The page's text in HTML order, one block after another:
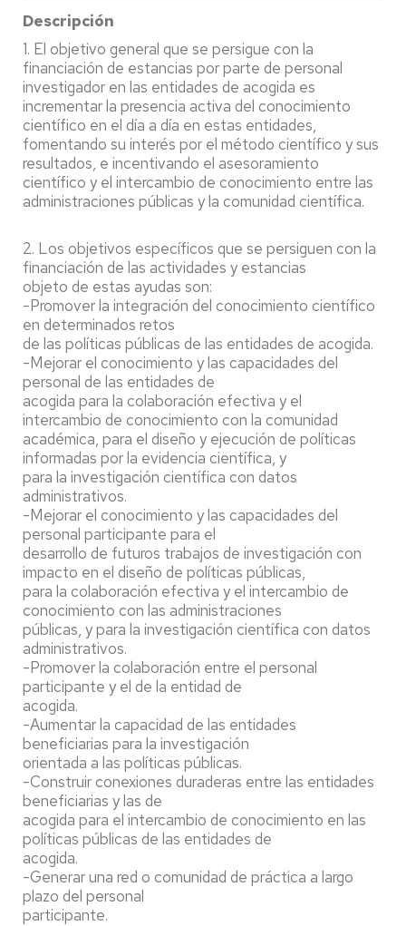
Descripción
1. El objetivo general que se persigue con la
financiación de estancias por parte de personal
investigador en las entidades de acogida es
incrementar la presencia activa del conocimiento
científico en el día a día en estas entidades,
fomentando su interés por el método científico y sus
resultados, e incentivando el asesoramiento
científico y el intercambio de conocimiento entre las
administraciones públicas y la comunidad científica.
2. Los objetivos específicos que se persiguen con la
financiación de las actividades y estancias
objeto de estas ayudas son:
-Promover la integración del conocimiento científico
en determinados retos
de las políticas públicas de las entidades de acogida.
-Mejorar el conocimiento y las capacidades del
personal de las entidades de
acogida para la colaboración efectiva y el
intercambio de conocimiento con la comunidad
académica, para el diseño y ejecución de políticas
informadas por la evidencia científica, y
para la investigación científica con datos
administrativos.
-Mejorar el conocimiento y las capacidades del
personal participante para el
desarrollo de futuros trabajos de investigación con
impacto en el diseño de políticas públicas,
para la colaboración efectiva y el intercambio de
conocimiento con las administraciones
públicas, y para la investigación científica con datos
administrativos.
-Promover la colaboración entre el personal
participante y el de la entidad de
acogida.
-Aumentar la capacidad de las entidades
beneficiarias para la investigación
orientada a las políticas públicas.
-Construir conexiones duraderas entre las entidades
beneficiarias y las de
acogida para el intercambio de conocimiento en las
políticas públicas de las entidades de
acogida.
-Generar una red o comunidad de práctica a largo
plazo del personal
participante.